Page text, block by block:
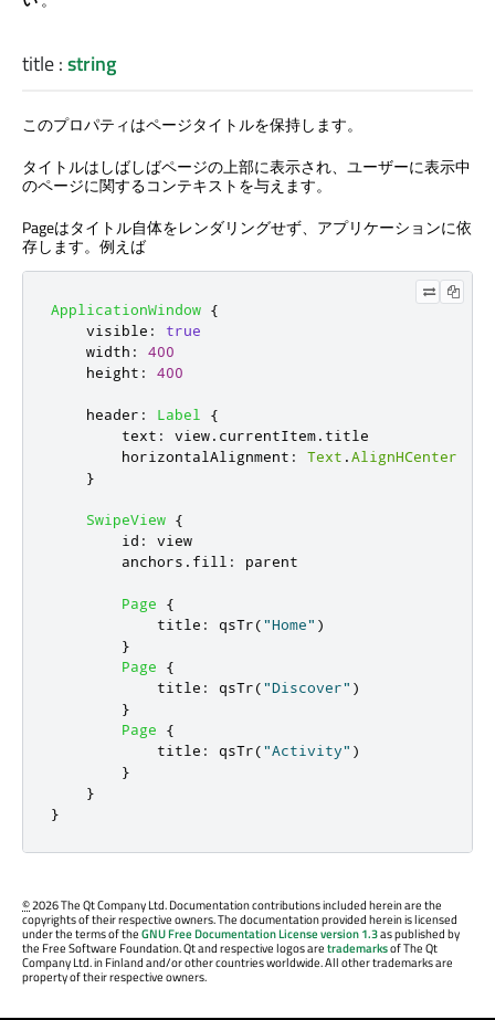
title:string
このプロパティはページタイトルを保持します。
タイトルはしばしばページの上部に表示され、ユーザーに表示中
のページに関するコンテキストを与えます。
Pageはタイトル自体をレンダリングせず、アプリケーションに依
存します。例えば
ApplicationWindow {
visible :
true
width :
400
height : 400
header : Label
{
text : view. currentItem. title
horizontalAlignment : Text .AlignHCenter
}
SwipeView {
id :
view
anchors . fill : parent
Page
{
title : qsTr("Home" )
}
Page
{
title : qsTr("Discover" )
}
Page
{
title : qsTr("Activity" )
}
}
}
©2026 The Qt Company Ltd. Documentation contributions included herein are the
copyrights of their respective owners. The documentation provided herein is licensed
under the terms of theGNU Free Documentation License version 1.3as published by
the Free Software Foundation. Qt and respective logos aretrademarksof The Qt
Company Ltd. in Finland and/or other countries worldwide. All other trademarks are
property of their respective owners.